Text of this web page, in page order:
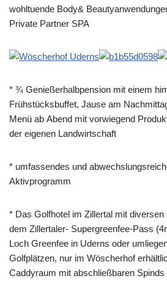
wohltuende Body&
Private Partner SPA
* ¾ Genießerhalbpension mit einem
Frühstücksbuffet, Jause am
Menü ab Abend mit vorwiegend
der eigenen Landwirtschaft
* umfassendes und
Aktivprogramm
* Das Golfhotel im Zillertal mit
dem Zillertaler- Supergreenfee-Pass
Loch Greenfee in Uderns oder
Golfplätzen, nur im Wöscherhof
Caddyraum mit abschließbaren Spinds